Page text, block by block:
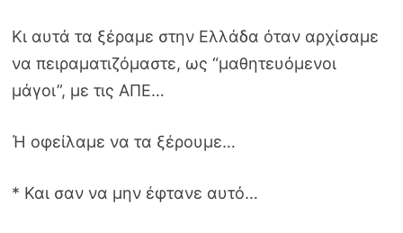
Kι αυτά τα ξέραμε στην Ελλάδα όταν αρχίσαμε
να πειραματιζόμαστε, ως “μαθητευόμενοι
μάγοι”, με τις ΑΠΕ…
Ή οφείλαμε να τα ξέρουμε…
* Και σαν να μην έφτανε αυτό…